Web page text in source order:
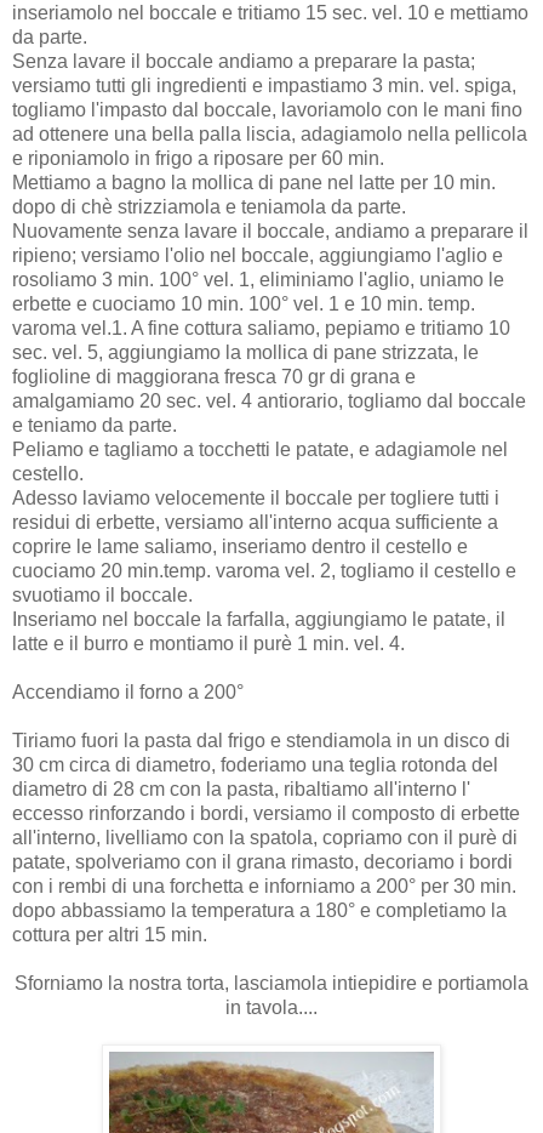
inseriamolo nel boccale e tritiamo 15 sec. vel. 10 e mettiamo
da parte.
Senza lavare il boccale andiamo a preparare la pasta;
versiamo tutti gli ingredienti e impastiamo 3 min. vel. spiga,
togliamo l'impasto dal boccale, lavoriamolo con le mani fino
ad ottenere una bella palla liscia, adagiamolo nella pellicola
e riponiamolo in frigo a riposare per 60 min.
Mettiamo a bagno la mollica di pane nel latte per 10 min.
dopo di chè strizziamola e teniamola da parte.
Nuovamente senza lavare il boccale, andiamo a preparare il
ripieno; versiamo l'olio nel boccale, aggiungiamo l'aglio e
rosoliamo 3 min. 100° vel. 1, eliminiamo l'aglio, uniamo le
erbette e cuociamo 10 min. 100° vel. 1 e 10 min. temp.
varoma vel.1. A fine cottura saliamo, pepiamo e tritiamo 10
sec. vel. 5, aggiungiamo la mollica di pane strizzata, le
foglioline di maggiorana fresca 70 gr di grana e
amalgamiamo 20 sec. vel. 4 antiorario, togliamo dal boccale
e teniamo da parte.
Peliamo e tagliamo a tocchetti le patate, e adagiamole nel
cestello.
Adesso laviamo velocemente il boccale per togliere tutti i
residui di erbette, versiamo all'interno acqua sufficiente a
coprire le lame saliamo, inseriamo dentro il cestello e
cuociamo 20 min.temp. varoma vel. 2, togliamo il cestello e
svuotiamo il boccale.
Inseriamo nel boccale la farfalla, aggiungiamo le patate, il
latte e il burro e montiamo il purè 1 min. vel. 4.
Accendiamo il forno a 200°
Tiriamo fuori la pasta dal frigo e stendiamola in un disco di
30 cm circa di diametro, foderiamo una teglia rotonda del
diametro di 28 cm con la pasta, ribaltiamo all'interno l'
eccesso rinforzando i bordi, versiamo il composto di erbette
all'interno, livelliamo con la spatola, copriamo con il purè di
patate, spolveriamo con il grana rimasto, decoriamo i bordi
con i rembi di una forchetta e inforniamo a 200° per 30 min.
dopo abbassiamo la temperatura a 180° e completiamo la
cottura per altri 15 min.
Sforniamo la nostra torta, lasciamola intiepidire e portiamola
in tavola....